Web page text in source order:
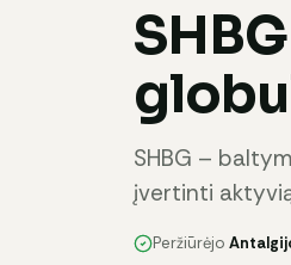
SHBG –
įvertinti
Peržiūrėjo